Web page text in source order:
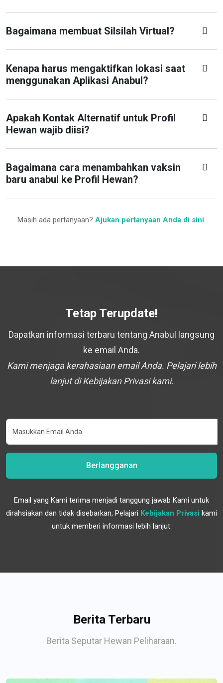
Bagaimana membuat Silsilah Virtual?
Kenapa harus mengaktifkan lokasi saat
menggunakan Aplikasi Anabul?
Apakah Kontak Alternatif untuk Profil
Hewan wajib diisi?
Bagaimana cara menambahkan vaksin
baru anabul ke Profil Hewan?
Masih ada pertanyaan? Ajukan pertanyaan Anda di sini.
Tetap Terupdate!
Dapatkan informasi terbaru tentang Anabul langsung
ke email Anda.
Kami menjaga kerahasiaan email Anda. Pelajari lebih
lanjut di Kebijakan Privasi kami.
Berlangganan
Email yang Kami terima menjadi tanggung jawab Kami untuk
dirahsiakan dan tidak disebarkan, Pelajari Kebijakan Privasi kami
untuk memberi informasi lebih lanjut.
Berita Terbaru
Berita Seputar Hewan Peliharaan.